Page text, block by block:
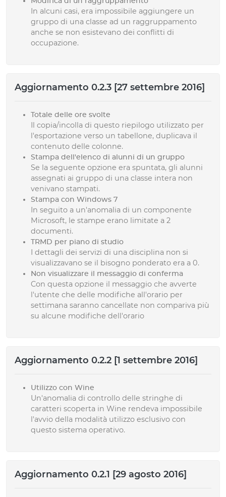
In alcuni casi, era impossibile aggiungere un
gruppo di una classe ad un raggruppamento
anche se non esistevano dei conflitti di
occupazione.
Aggiornamento 0.2.3 [27 settembre 2016]
Totale delle ore svolte
Il copia/incolla di questo riepilogo utilizzato per
l'esportazione verso un tabellone, duplicava il
contenuto delle colonne.
Stampa dell'elenco di alunni di un gruppo
Se la seguente opzione era spuntata, gli alunni
assegnati ai gruppo di una classe intera non
venivano stampati.
Stampa con Windows 7
In seguito a un'anomalia di un componente
Microsoft, le stampe erano limitate a 2
documenti.
TRMD per piano di studio
I dettagli dei servizi di una disciplina non si
visualizzavano se il bisogno ponderato era a 0.
Non visualizzare il messaggio di conferma
Con questa opzione il messaggio che avverte
l'utente che delle modifiche all'orario per
settimana saranno cancellate non compariva più
su alcune modifiche dell'orario
Aggiornamento 0.2.2 [1 settembre 2016]
Utilizzo con Wine
Un'anomalia di controllo delle stringhe di
caratteri scoperta in Wine rendeva impossibile
l'avvio della modalità utilizzo esclusivo con
questo sistema operativo.
Aggiornamento 0.2.1 [29 agosto 2016]